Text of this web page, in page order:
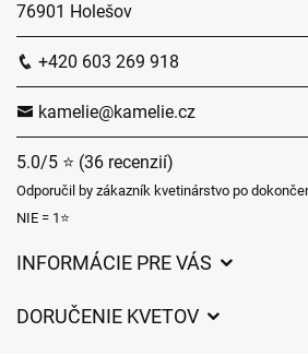
76901 Holešov
+420 603 269 918
kamelie@kamelie.cz
5.0/5 ⭐ (36 recenzií)
Odporučil by zákazník kvetinárstvo po
NIE = 1⭐
INFORMÁCIE PRE VÁS
DORUČENIE KVETOV